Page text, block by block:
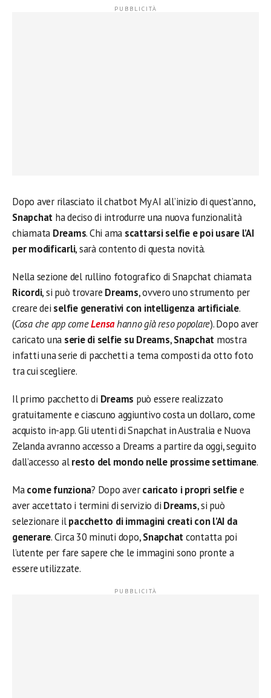
Dopo aver rilasciato il chatbot My AI all’inizio di quest’anno,
Snapchat ha deciso di introdurre una nuova funzionalità
chiamata Dreams. Chi ama scattarsi selfie e poi usare l’AI
per modificarli, sarà contento di questa novità.
Nella sezione del rullino fotografico di Snapchat chiamata
Ricordi, si può trovare Dreams, ovvero uno strumento per
creare dei selfie generativi con intelligenza artificiale.
(Cosa che app comeLensahanno già reso popolare). Dopo aver
caricato una serie di selfie su Dreams,Snapchat mostra
infatti una serie di pacchetti a tema composti da otto foto
tra cui scegliere.
Il primo pacchetto di Dreams può essere realizzato
gratuitamente e ciascuno aggiuntivo costa un dollaro, come
acquisto in-app. Gli utenti di Snapchat in Australia e Nuova
Zelanda avranno accesso a Dreams a partire da oggi, seguito
dall’accesso alresto del mondo nelle prossime settimane.
Macome funziona? Dopo avercaricato i propri selfiee
aver accettato i termini di servizio di Dreams, si può
selezionare ilpacchetto di immagini creati con l’AI da
generare. Circa 30 minuti dopo,Snapchatcontatta poi
l’utente per fare sapere che le immagini sono pronte a
essere utilizzate.